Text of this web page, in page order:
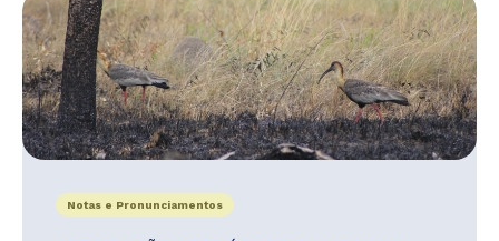
Notas e Pronunciamentos